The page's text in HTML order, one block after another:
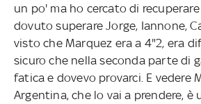
un po' ma ho cercato di
dovuto superare Jorge, Iannone,
visto che Marquez era a 4"2, era
sicuro che nella seconda parte di
fatica e dovevo provarci. E vedere
Argentina, che lo vai a prendere, è